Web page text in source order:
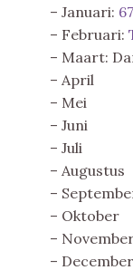
– Januari:
– Februari:
– Maart:
– April
– Mei
– Juni
– Juli
– Augustus
–
– Oktober
–
– December